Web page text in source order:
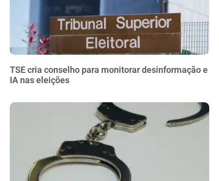
TSE cria conselho para monitorar desinformação e
IA nas eleições